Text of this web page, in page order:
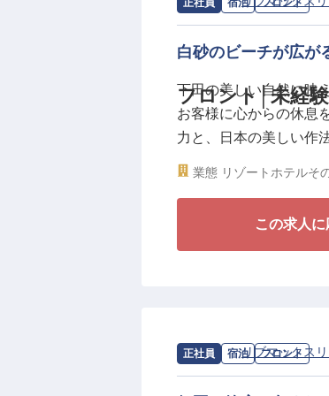
「株式会社リブマック
えています。
生活を支える住居につ
は120日とトップクラ
けます。接客の基本か
制度の中でプロの道を
正社員 宿泊 フロント
フロント│未経
白砂のビーチが広が
下田の美しい自然に映
お客様に心からの休息
力と、日本の美しい作
単なるマニュアル対応
にできる場所。南国情
◎月給25万円以上！賞
業態 リゾートホテルそ
この求人
正社員 宿泊 フロント
求人情報：リブマックス